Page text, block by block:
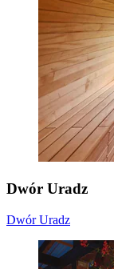
Dwór Uradz
Dwór Uradz